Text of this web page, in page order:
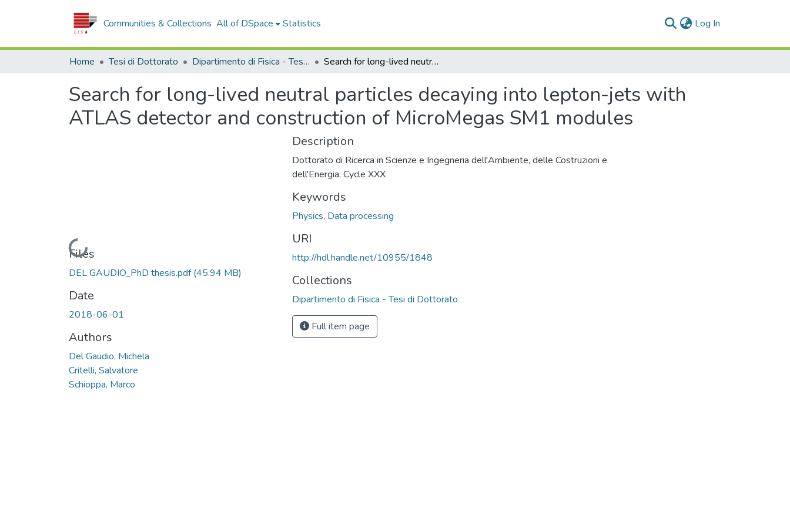
Communities & Collections All of DSpace Statistics Log In
Home Tesi di Dottorato Dipartimento di Fisica - Tesi di Dottorato Search for long-lived neutral particles decaying into lepton-jets with ATLAS detector and construction of MicroMegas SM1 modules
Search for long-lived neutral particles decaying into lepton-jets with
ATLAS detector and construction of MicroMegas SM1 modules
Loading...
Files
DEL GAUDIO_PhD thesis.pdf(45.94 MB)
Date
2018-06-01
Authors
Del Gaudio, Michela
Critelli, Salvatore
Schioppa, Marco
Description
Dottorato di Ricerca in Scienze e Ingegneria dell'Ambiente, delle Costruzioni e
dell'Energia. Cycle XXX
Keywords
Physics, Data processing
URI
http://hdl.handle.net/10955/1848
Collections
Dipartimento di Fisica - Tesi di Dottorato
Full item page